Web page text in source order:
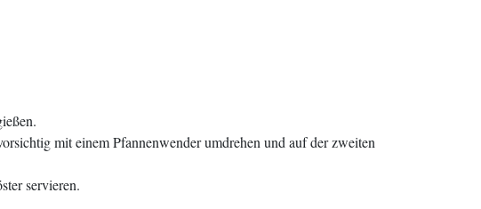
mit einem Pfannenwender umdrehen und auf der zweiten
servieren.